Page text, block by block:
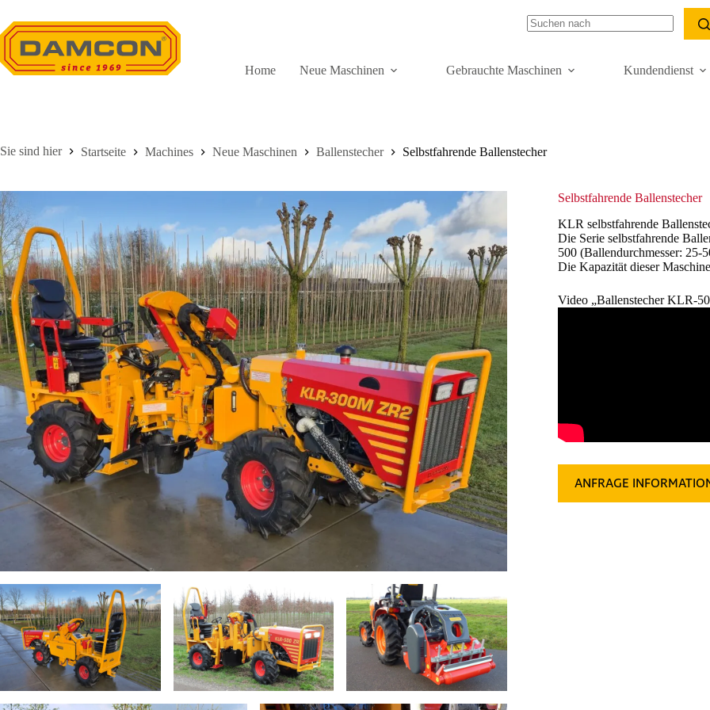
Inhalt
springen
Home Neue Maschinen Gebrauchte Maschinen Kundendienst
Startseite Machines Neue Maschinen Ballenstecher Selbstfahrende Ballenstecher
Selbstfahrende Ballenstecher
KLR selbstfahrende
Die Serie selbstfahrende
500 (Ballendurchmesser:
Die Kapazität dieser
Video „Ballenstecher KLR-
ANFRAGE